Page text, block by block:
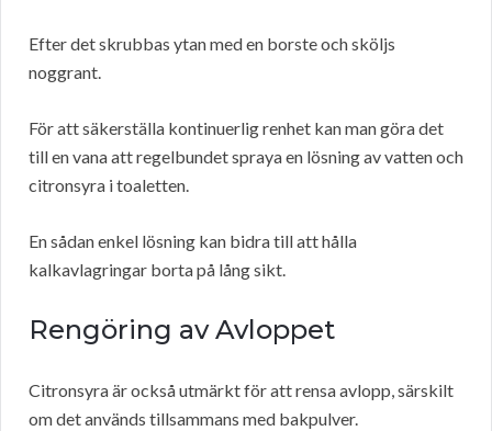
Efter det skrubbas ytan med en borste och sköljs
noggrant.
För att säkerställa kontinuerlig renhet kan man göra det
till en vana att regelbundet spraya en lösning av vatten och
citronsyra i toaletten.
En sådan enkel lösning kan bidra till att hålla
kalkavlagringar borta på lång sikt.
Rengöring av Avloppet
Citronsyra är också utmärkt för att rensa avlopp, särskilt
om det används tillsammans med bakpulver.